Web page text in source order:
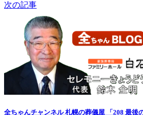
次の記事
全ちゃんチャンネル 札幌の葬儀屋 「208 最